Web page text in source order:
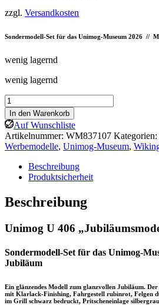
zzgl. Versandkosten
Sondermodell-Set für das Unimog-Museum 2026 //
wenig lagernd
wenig lagernd
Wiking:
Unimog
U
406
„Jubiläumsmodell“
Menge
In den Warenkorb
Auf Wunschliste
Artikelnummer: WM837107 Kategorien:
Werbemodelle, Unimog-Museum,
Beschreibung
Produktsicherheit
Beschreibung
Unimog U 406
Sondermodell-Set für das Unimog-
Jubiläum
Ein glänzendes Modell zum glanzvollen Jubiläum.
mit Klarlack-Finishing, Fahrgestell rubinrot, Felgen
im Grill schwarz bedruckt, Pritscheneinlage